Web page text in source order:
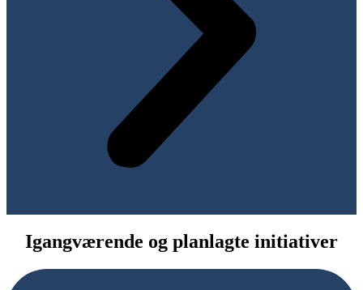
Igangværende og planlagte initiativer